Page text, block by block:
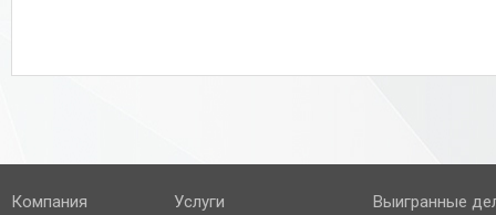
Компания Услуги
Выигранные